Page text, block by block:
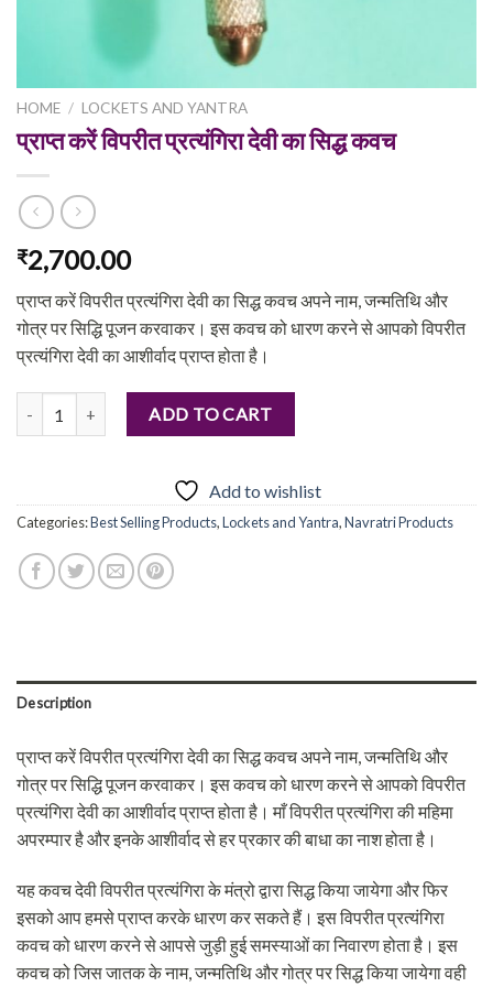
HOME / LOCKETS AND YANTRA
प्राप्त करें विपरीत प्रत्यंगिरा देवी का सिद्ध कवच
₹2,700.00
प्राप्त करें विपरीत प्रत्यंगिरा देवी का सिद्ध कवच अपने नाम, जन्मतिथि और
गोत्र पर सिद्धि पूजन करवाकर। इस कवच को धारण करने से आपको विपरीत
प्रत्यंगिरा देवी का आशीर्वाद प्राप्त होता है।
प्राप्त करें विपरीत प्रत्यंगिरा देवी का सिद्ध कवच quantity
ADD TO CART
Add to wishlist
Categories:Best Selling Products,Lockets and Yantra,Navratri Products
Description
प्राप्त करें विपरीत प्रत्यंगिरा देवी का सिद्ध कवच अपने नाम, जन्मतिथि और
गोत्र पर सिद्धि पूजन करवाकर। इस कवच को धारण करने से आपको विपरीत
प्रत्यंगिरा देवी का आशीर्वाद प्राप्त होता है। माँ विपरीत प्रत्यंगिरा की महिमा
अपरम्पार है और इनके आशीर्वाद से हर प्रकार की बाधा का नाश होता है।
यह कवच देवी विपरीत प्रत्यंगिरा के मंत्रो द्वारा सिद्ध किया जायेगा और फिर
इसको आप हमसे प्राप्त करके धारण कर सकते हैं। इस विपरीत प्रत्यंगिरा
कवच को धारण करने से आपसे जुड़ी हुई समस्याओं का निवारण होता है। इस
कवच को जिस जातक के नाम, जन्मतिथि और गोत्र पर सिद्ध किया जायेगा वही